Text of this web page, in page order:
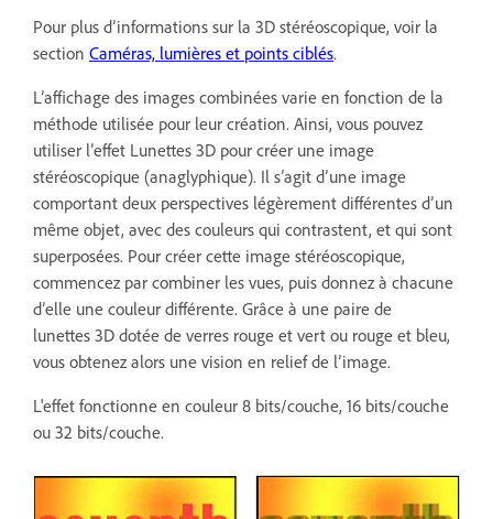
Pour plus d’informations sur la 3D stéréoscopique, voir la
section Caméras, lumières et points ciblés.
L’affichage des images combinées varie en fonction de la
méthode utilisée pour leur création. Ainsi, vous pouvez
utiliser l’effet Lunettes 3D pour créer une image
stéréoscopique (anaglyphique). Il s’agit d’une image
comportant deux perspectives légèrement différentes d’un
même objet, avec des couleurs qui contrastent, et qui sont
superposées. Pour créer cette image stéréoscopique,
commencez par combiner les vues, puis donnez à chacune
d’elle une couleur différente. Grâce à une paire de
lunettes 3D dotée de verres rouge et vert ou rouge et bleu,
vous obtenez alors une vision en relief de l’image.
L'effet fonctionne en couleur 8 bits/couche, 16 bits/couche
ou 32 bits/couche.